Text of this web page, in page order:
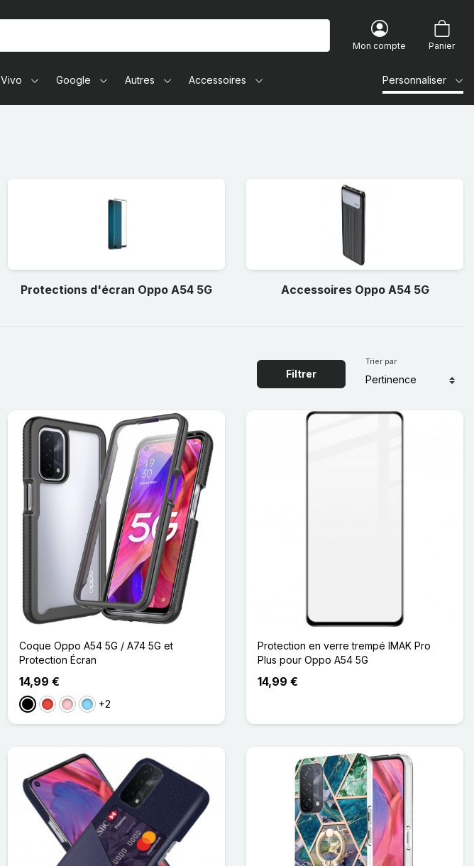
Mon compte Panier
Vivo Google Autres Accessoires Personnaliser
Protections d'écran Oppo A54 5G Accessoires Oppo A54 5G
Filtrer
Trier par
Coque Oppo A54 5G / A74 5G et
Protection Écran
14,99 €
NoirRougeRoseBleu Clair
+2
Protection en verre trempé IMAK Pro
Plus pour Oppo A54 5G
14,99 €